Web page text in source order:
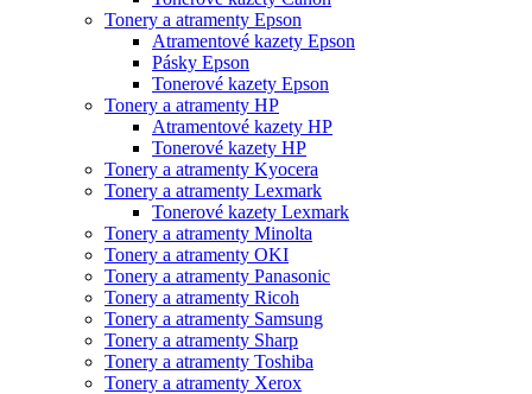
Tonery a atramenty Epson
Atramentové kazety Epson
Pásky Epson
Tonerové kazety Epson
Tonery a atramenty HP
Atramentové kazety HP
Tonerové kazety HP
Tonery a atramenty Kyocera
Tonery a atramenty Lexmark
Tonerové kazety Lexmark
Tonery a atramenty Minolta
Tonery a atramenty OKI
Tonery a atramenty Panasonic
Tonery a atramenty Ricoh
Tonery a atramenty Samsung
Tonery a atramenty Sharp
Tonery a atramenty Toshiba
Tonery a atramenty Xerox